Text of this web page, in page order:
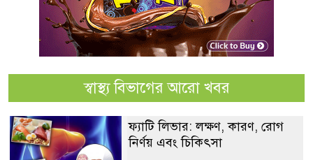
স্বাস্থ্য বিভাগের আরো খবর
ফ্যাটি লিভার: লক্ষণ, কারণ, রোগ
নির্ণয় এবং চিকিৎসা